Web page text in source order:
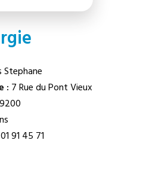
Stephane
: 7 Rue du Pont Vieux
91 45 71